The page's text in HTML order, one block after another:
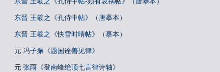
东晋 王羲之《孔侍中帖》（唐摹本）
东晋 王羲之《快雪时晴帖》（摹本）
元 冯子振《题国诠善见律》
元 张雨《登南峰绝顶七言律诗轴》